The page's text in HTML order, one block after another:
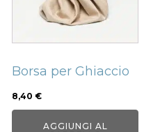
Borsa per Ghiaccio
8,40 €
AGGIUNGI AL